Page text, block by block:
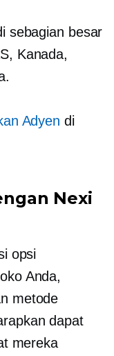
sebagian besar
Kanada,
Adyen di
Nexi
opsi
Anda,
metode
dapat
mereka